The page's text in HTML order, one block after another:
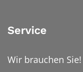
Service
Wir brauchen Sie!